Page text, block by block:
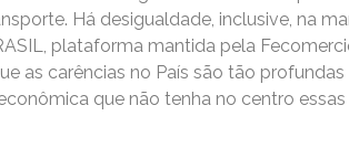
Há desigualdade, inclusive, na
plataforma mantida pela
as carências no País são tão
que não tenha no centro